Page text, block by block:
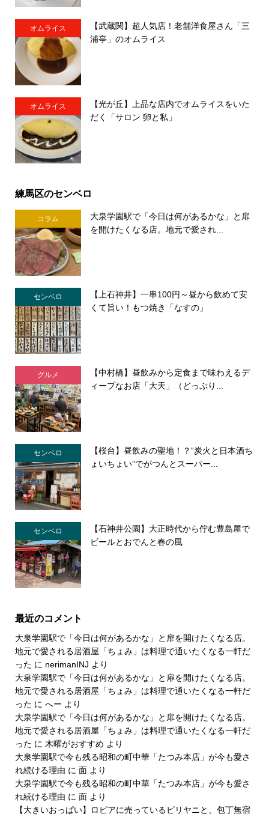
オムライス
【武蔵関】超人気店！老舗洋食屋さん「三
浦亭」のオムライス
オムライス
【光が丘】上品な店内でオムライスをいた
だく「サロン 卵と私」
練馬区のセンベロ
コラム
大泉学園駅で「今日は何があるかな」と扉
を開けたくなる店。地元で愛され...
センベロ
【上石神井】一串100円～昼から飲めて安
くて旨い！もつ焼き「なすの」
グルメ
【中村橋】昼飲みから定食まで味わえるデ
ィープなお店「大天」（どっぷり...
センベロ
【桜台】昼飲みの聖地！？“炭火と日本酒ち
ょいちょい”でがつんとスーパー...
センベロ
【石神井公園】大正時代から佇む豊島屋で
ビールとおでんと春の風
最近のコメント
大泉学園駅で「今日は何があるかな」と扉を開けたくなる店。
地元で愛される居酒屋「ちょみ」は料理で通いたくなる一軒だ
った に nerimanINJ より
大泉学園駅で「今日は何があるかな」と扉を開けたくなる店。
地元で愛される居酒屋「ちょみ」は料理で通いたくなる一軒だ
った に へー より
大泉学園駅で「今日は何があるかな」と扉を開けたくなる店。
地元で愛される居酒屋「ちょみ」は料理で通いたくなる一軒だ
った に 木曜がおすすめ より
大泉学園駅で今も残る昭和の町中華「たつみ本店」が今も愛さ
れ続ける理由 に 面より
大泉学園駅で今も残る昭和の町中華「たつみ本店」が今も愛さ
れ続ける理由 に 面より
【大きいおっぱい】ロピアに売っているビリヤニと、包丁無宿